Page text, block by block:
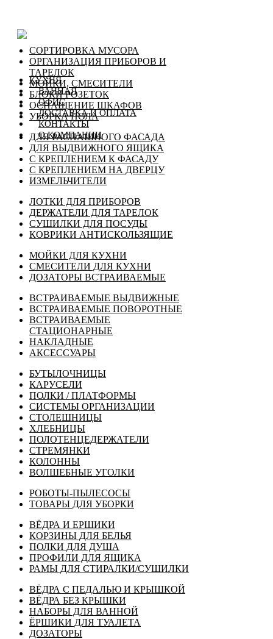
КУХНЯ
ВАННАЯ
ОФИС
ДОСТАВКА И ОПЛАТА
КОНТАКТЫ
О КОМПАНИИ
СОРТИРОВКА МУСОРА
ОРГАНИЗАЦИЯ ПРИБОРОВ И
ТАРЕЛОК
МОЙКИ, СМЕСИТЕЛИ
БЛОКИ РОЗЕТОК
ОСНАЩЕНИЕ ШКАФОВ
УБОРКА ПОЛА
ДЛЯ РАСПАШНОГО ФАСАДА
ДЛЯ ВЫДВИЖНОГО ЯЩИКА
С КРЕПЛЕНИЕМ К ФАСАДУ
С КРЕПЛЕНИЕМ НА ДВЕРЦУ
ИЗМЕЛЬЧИТЕЛИ
ЛОТКИ ДЛЯ ПРИБОРОВ
ДЕРЖАТЕЛИ ДЛЯ ТАРЕЛОК
СУШИЛКИ ДЛЯ ПОСУДЫ
КОВРИКИ АНТИСКОЛЬЗЯЩИЕ
МОЙКИ ДЛЯ КУХНИ
СМЕСИТЕЛИ ДЛЯ КУХНИ
ДОЗАТОРЫ ВСТРАИВАЕМЫЕ
ВСТРАИВАЕМЫЕ ВЫДВИЖНЫЕ
ВСТРАИВАЕМЫЕ ПОВОРОТНЫЕ
ВСТРАИВАЕМЫЕ
СТАЦИОНАРНЫЕ
НАКЛАДНЫЕ
АКСЕССУАРЫ
БУТЫЛОЧНИЦЫ
КАРУСЕЛИ
ПОЛКИ / ПЛАТФОРМЫ
СИСТЕМЫ ОРГАНИЗАЦИИ
СТОЛЕШНИЦЫ
ХЛЕБНИЦЫ
ПОЛОТЕНЦЕДЕРЖАТЕЛИ
СТРЕМЯНКИ
КОЛОННЫ
ВОЛШЕБНЫЕ УГОЛКИ
РОБОТЫ-ПЫЛЕСОСЫ
ТОВАРЫ ДЛЯ УБОРКИ
ВЁДРА И ЕРШИКИ
КОРЗИНЫ ДЛЯ БЕЛЬЯ
ПОЛКИ ДЛЯ ДУША
ПРОФИЛИ ДЛЯ ЯЩИКА
РАМЫ ДЛЯ СТИРАЛКИ/СУШИЛКИ
ВЁДРА С ПЕДАЛЬЮ И КРЫШКОЙ
ВЁДРА БЕЗ КРЫШКИ
НАБОРЫ ДЛЯ ВАННОЙ
ЁРШИКИ ДЛЯ ТУАЛЕТА
ДОЗАТОРЫ